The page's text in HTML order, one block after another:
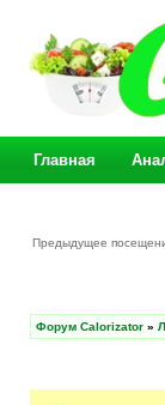
Главная
Предыдущее
Форум Calorizator »